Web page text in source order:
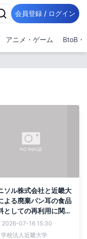
会員登録 / ログイン
アニメ・ゲーム BtoB・
ソル株式会社と近畿大
よる廃棄パン耳の食品
としての再利用に関す
同研究契約の締結に関
お知らせ
2026-07-16 15:30
学校法人近畿大学